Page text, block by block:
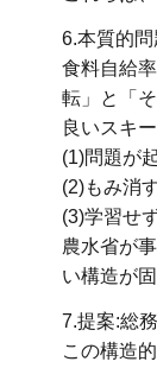
6.本質的問
食料自給
転」と「
良いスキ
(1)問題が
(2)もみ消
(3)学習せ
農水省が
い構造が
7.提案:総
この構造